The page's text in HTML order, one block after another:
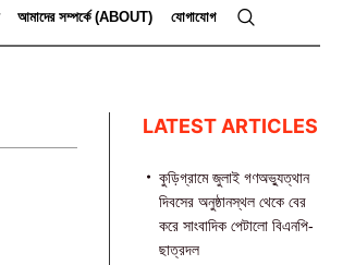
আমাদের সম্পর্কে (ABOUT) যোগাযোগ
LATEST ARTICLES
কুড়িগ্রামে জুলাই গণঅভ্যুত্থান
দিবসের অনুষ্ঠানস্থল থেকে বের
করে সাংবাদিক পেটালো বিএনপি-
ছাত্রদল